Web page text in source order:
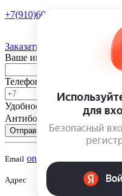
+7(910)601-10-10
Заказать обратный звонок
Ваше имя
Телефон
Удобное время
-
Антибот
Отправить
Email onsad@onsad.ru
Адрес